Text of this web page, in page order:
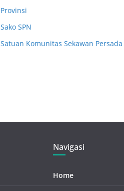
Provinsi
Sako SPN
Satuan Komunitas Sekawan
Navigasi
Home